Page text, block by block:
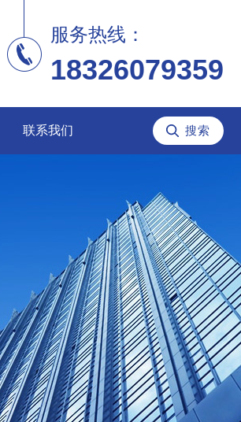
服务热线：
18326079359
联系我们